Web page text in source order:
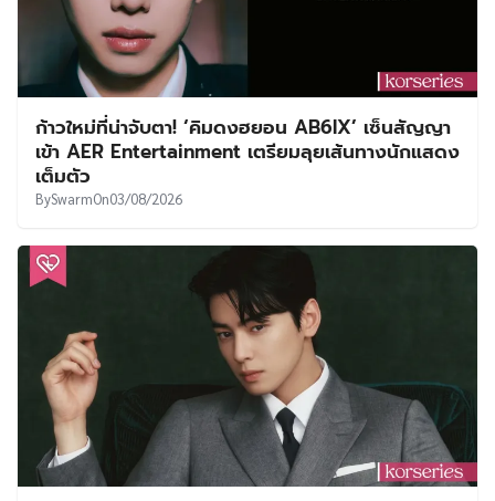
ก้าวใหม่ที่น่าจับตา! ‘คิมดงฮยอน AB6IX’ เซ็นสัญญา
เข้า AER Entertainment เตรียมลุยเส้นทางนักแสดง
เต็มตัว
BySwarmOn03/08/2026